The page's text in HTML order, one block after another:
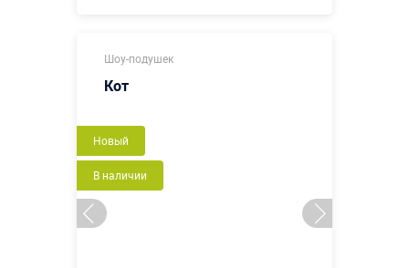
Шоу-подушек
Кот
Новый
В наличии